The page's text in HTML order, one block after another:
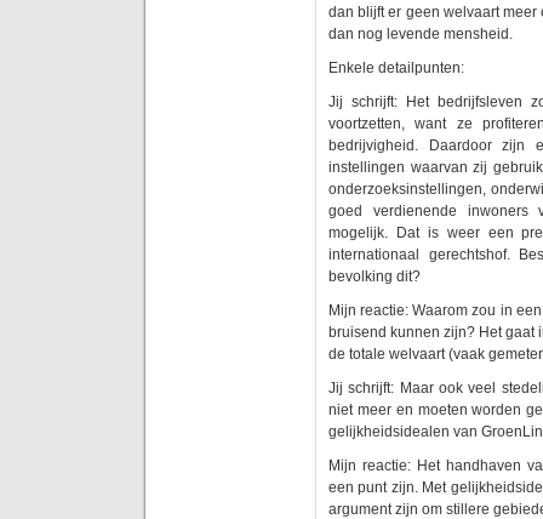
dan blijft er geen welvaart
dan nog levende mensheid.
Enkele detailpunten:
Jij schrijft: Het bedrijfsleven
voortzetten, want ze
bedrijvigheid. Daardoor zijn
instellingen waarvan zij
onderzoeksinstellingen,
goed verdienende inwoners
mogelijk. Dat is weer een
internationaal gerechtshof.
bevolking dit?
Mijn reactie: Waarom zou in
bruisend kunnen zijn? Het gaat
de totale welvaart (vaak
Jij schrijft: Maar ook veel
niet meer en moeten worden
gelijkheidsidealen van
Mijn reactie: Het handhaven
een punt zijn. Met
argument zijn om stillere